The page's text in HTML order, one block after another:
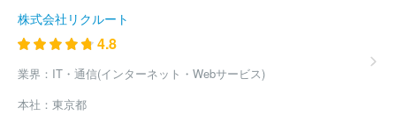
株式会社リクルート
4.8
業界： IT・通信(インターネット・Webサービス)
本社： 東京都